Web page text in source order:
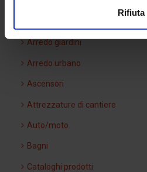
Rifiuta
Arredo giardini
Arredo urbano
Ascensori
Attrezzature di cantiere
Auto/moto
Bagni
Cataloghi prodotti